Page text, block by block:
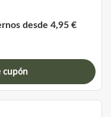
desde 4,95 €
cupón